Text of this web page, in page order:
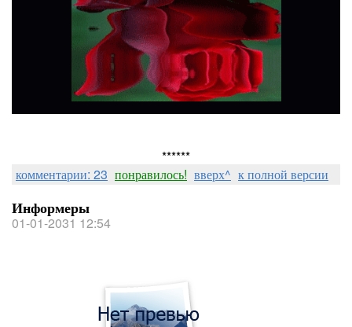
******
комментарии: 23 понравилось! вверх^ к полной версии
Информеры
01-01-2031 12:54